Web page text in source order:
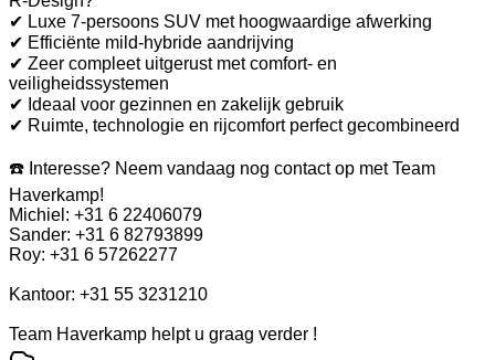
✔ Luxe 7-persoons SUV met hoogwaardige afwerking
✔ Efficiënte mild-hybride aandrijving
✔ Zeer compleet uitgerust met comfort- en
veiligheidssystemen
✔ Ideaal voor gezinnen en zakelijk gebruik
✔ Ruimte, technologie en rijcomfort perfect gecombineerd
☎️ Interesse? Neem vandaag nog contact op met Team
Haverkamp!
Michiel: +31 6 22406079
Sander: +31 6 82793899
Roy: +31 6 57262277
Kantoor: +31 55 3231210
Team Haverkamp helpt u graag verder !